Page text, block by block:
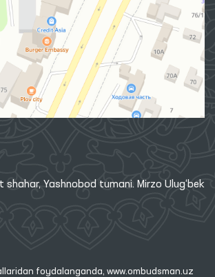
Yashnobod tumani. Mirzo Ulug‘bek
foydalanganda, www.ombudsman.uz